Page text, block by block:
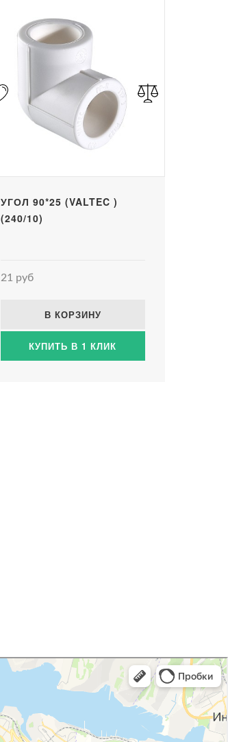
УГОЛ 90*25 (VALTEC )
(240/10)
21 руб
В КОРЗИНУ
КУПИТЬ В 1 КЛИК